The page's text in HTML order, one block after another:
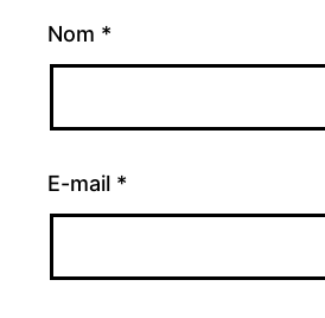
Nom *
E-mail *